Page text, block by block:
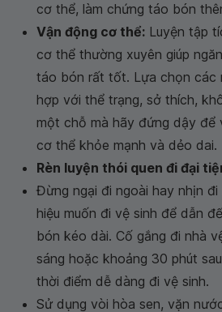
cơ thể, làm chứng táo bón
Vận động cơ thể: Luyện tập
cơ thể thường xuyên giúp
táo bón rất tốt. Lựa chọn các
hợp với thể trạng, sở thích,
một chỗ mà hãy đứng dậy để
cơ thể khỏe mạnh và dẻo dai.
Rèn luyện thói quen đi đại
Đừng ngại đi ngoài hay nhịn
hiệu muốn đi vệ sinh để dẫn
bón kéo dài. Cố gắng đi nhà
sáng hoặc khoảng 30 phút
thời điểm dễ dàng đi vệ sinh.
Sử dụng vòi hòa sen, vặn